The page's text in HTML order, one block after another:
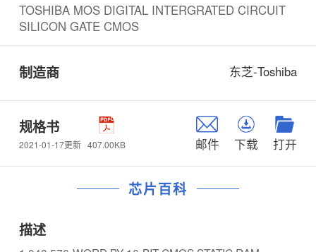
TOSHIBA MOS DIGITAL INTERGRATED CIRCUIT
SILICON GATE CMOS
制造商 东芝-Toshiba
规格书
2021-01-17更新 407.00KB 邮件 下载 打开
芯片百科
描述